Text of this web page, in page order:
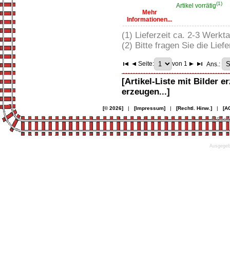
Mehr
Informationen...
Artikel vorrätig(1)
(1) Lieferzeit ca. 2-3
(2) Bitte fragen Sie die
Seite: von 1 Ans.:
[Artikel-Liste mit Bilder
erzeugen...]
[© 2026]| [Impressum]| [Rechtl. Hinw.]|
©